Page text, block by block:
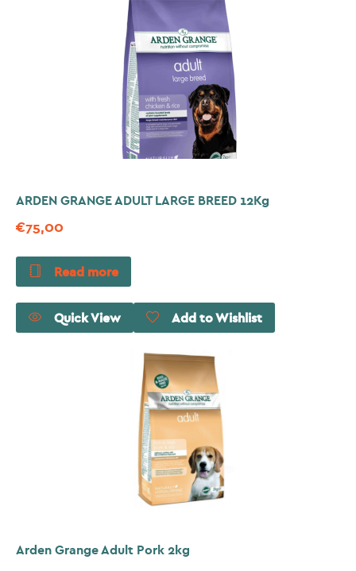
ARDEN GRANGE ADULT LARGE BREED 12Kg
€75,00
Read more
Quick View Add to Wishlist
Arden Grange Adult Pork 2kg